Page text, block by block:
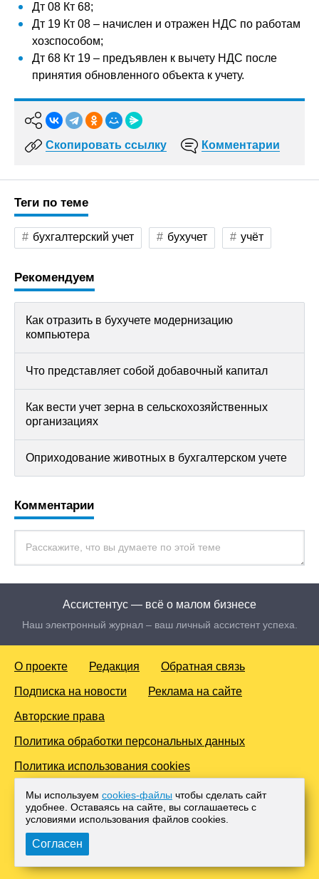
Дт 08 Кт 68;
Дт 19 Кт 08 – начислен и отражен НДС по работам
хозспособом;
Дт 68 Кт 19 – предъявлен к вычету НДС после
принятия обновленного объекта к учету.
Скопировать ссылку Комментарии
Теги по теме
бухгалтерский учет бухучет учёт
Рекомендуем
Как отразить в бухучете модернизацию
компьютера
Что представляет собой добавочный капитал
Как вести учет зерна в сельскохозяйственных
организациях
Оприходование животных в бухгалтерском учете
Комментарии
Ассистентус — всё о малом бизнесе
Наш электронный журнал – ваш личный ассистент успеха.
О проекте Редакция Обратная связь
Подписка на новости Реклама на сайте
Авторские права
Политика обработки персональных данных
Политика использования cookies
© 2016-2026 Все права защищены. Для лиц старше 18 лет.
Любое копирование материалов и тиражирование в сети
Интернет, либо печатных изданиях без согласования с
Администрацией проекта, преследуется законом.
Мы используем cookies-файлы чтобы сделать сайт
удобнее. Оставаясь на сайте, вы соглашаетесь с
условиями использования файлов cооkies.
Согласен